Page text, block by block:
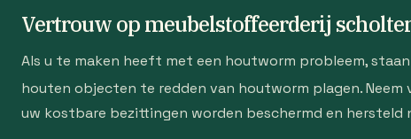
Vertrouw op meubelstoffeerderij
Als u te maken heeft met een houtworm probleem,
houten objecten te redden van houtworm plagen. Neem
uw kostbare bezittingen worden beschermd en hersteld